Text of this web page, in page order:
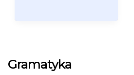
Gramatyka